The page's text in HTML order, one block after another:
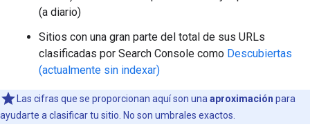
(a diario)
Sitios con una gran parte del total de sus URLs
clasificadas por Search Console como Descubiertas
(actualmente sin indexar)
Las cifras que se proporcionan aquí son una aproximación para
ayudarte a clasificar tu sitio. No son umbrales exactos.